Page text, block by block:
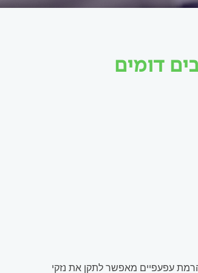
דומים
עפעפיים מאפשר לתקן את נזקי